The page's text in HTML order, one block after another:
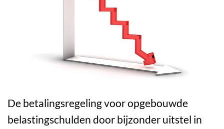
De betalingsregeling voor opgebouwde
belastingschulden door bijzonder uitstel in